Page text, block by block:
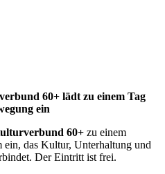
60+ lädt zu einem Tag
ein
60+ zu einem
ein, das Kultur, Unterhaltung und
Der Eintritt ist frei.